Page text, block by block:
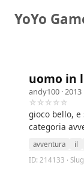
YoYo
uomo in
andy100 · 2013
☆☆☆☆☆
gioco bello,
categoria
avventura il
ID: 214133 ·